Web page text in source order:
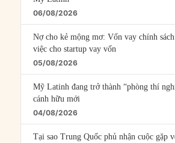
06/08/2026
Nợ cho kẻ mộng mơ: Vốn vay chính
việc cho startup vay vốn
05/08/2026
Mỹ Latinh đang trở thành “phòng thí
cánh hữu mới
04/08/2026
Tại sao Trung Quốc phủ nhận cuộc gặp